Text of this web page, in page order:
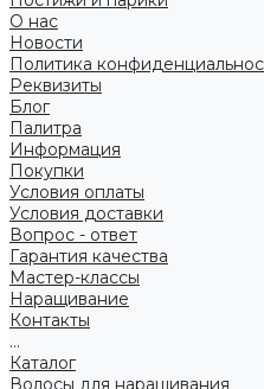
О нас
Новости
Политика
Реквизиты
Блог
Палитра
Информация
Покупки
Условия оплаты
Условия доставки
Вопрос - ответ
Гарантия качества
Мастер-классы
Наращивание
Контакты
...
Каталог
Волосы для наращивания